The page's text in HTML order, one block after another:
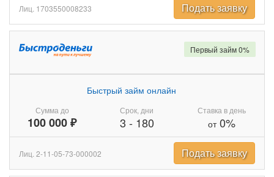
Лиц. 1703550008233 Подать заявку
Сумма до
100 000 ₽
Быстрый займ онлайн
Срок, дни
3 - 180
Ставка в день
от0%
Первый займ 0%
Лиц. 2-11-05-73-000002 Подать заявку